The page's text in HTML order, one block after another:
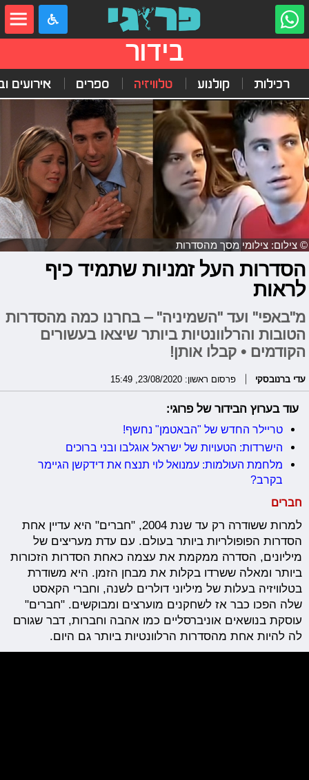
בידור
רכילות קולנוע טלוויזיה ספרים אירועים
© צילום: צילומי מסך מהסדרות
הסדרות העל זמניות שתמיד כיף
לראות
מ"באפי" ועד "השמיניה" – בחרנו כמה מהסדרות
הטובות והרלוונטיות ביותר שיצאו בעשורים
הקודמים • קבלו אותן!
עדי ברנובסקי פרסום ראשון: 23/08/2020, 15:49
עוד בערוץ הבידור של פרוגי:
טריילר החדש של "הבאטמן" נחשף!
הישרדות: הטעויות של ישראל אוגלבו ובני ברוכים
מלחמת העולמות: עמנואל לוי תנצח את דידקשן הגיימר
בקרב?
חברים
למרות ששודרה רק עד שנת 2004, "חברים" היא עדיין אחת
הסדרות הפופולריות ביותר בעולם. עם עדת מעריצים של
מיליונים, הסדרה ממקמת את עצמה כאחת הסדרות הזכורות
ביותר ומאלה ששרדו בקלות את מבחן הזמן. היא משודרת
בטלוויזיה בעלות של מיליוני דולרים לשנה, וחברי הקאסט
שלה הפכו כבר אז לשחקנים מוערצים ומבוקשים. "חברים"
עוסקת בנושאים אוניברסליים כמו אהבה וחברות, דבר שגורם
לה להיות אחת מהסדרות הרלוונטיות ביותר גם היום.